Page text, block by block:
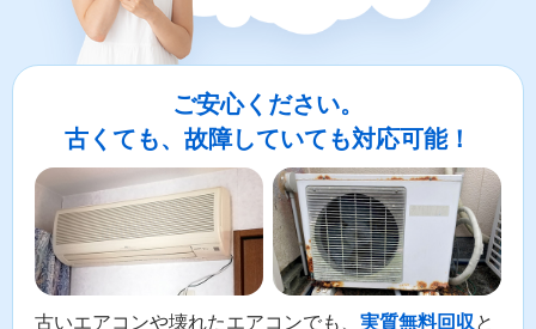
ご安心ください。
古くても、故障していても対応可能！
古いエアコンや壊れたエアコンでも、 実質無料回収と